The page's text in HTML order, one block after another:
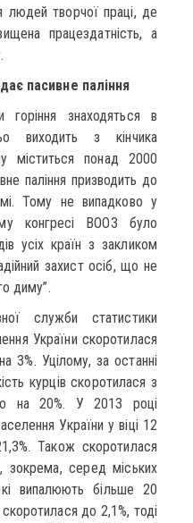
людей творчої праці, де
працездатність, а
пасивне паління
горіння знаходяться в
виходить з кінчика
міститься понад 2000
паління призводить до
Тому не випадково у
конгресі ВООЗ було
усіх країн з закликом
захист осіб, що не
диму”.
служби статистики
України скоротилася
3%. Уцілому, за останні
курців скоротилася з
на 20%. У 2013 році
України у віці 12
Також скоротилася
зокрема, серед міських
випалюють більше 20
до 2,1%, тоді